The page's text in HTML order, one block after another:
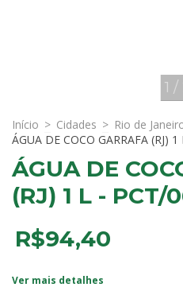
1 /
Início > Cidades > Rio de
ÁGUA DE COCO GARRAFA (RJ)
ÁGUA DE
(RJ) 1 L - PCT/
R$94,40
Ver mais detalhes